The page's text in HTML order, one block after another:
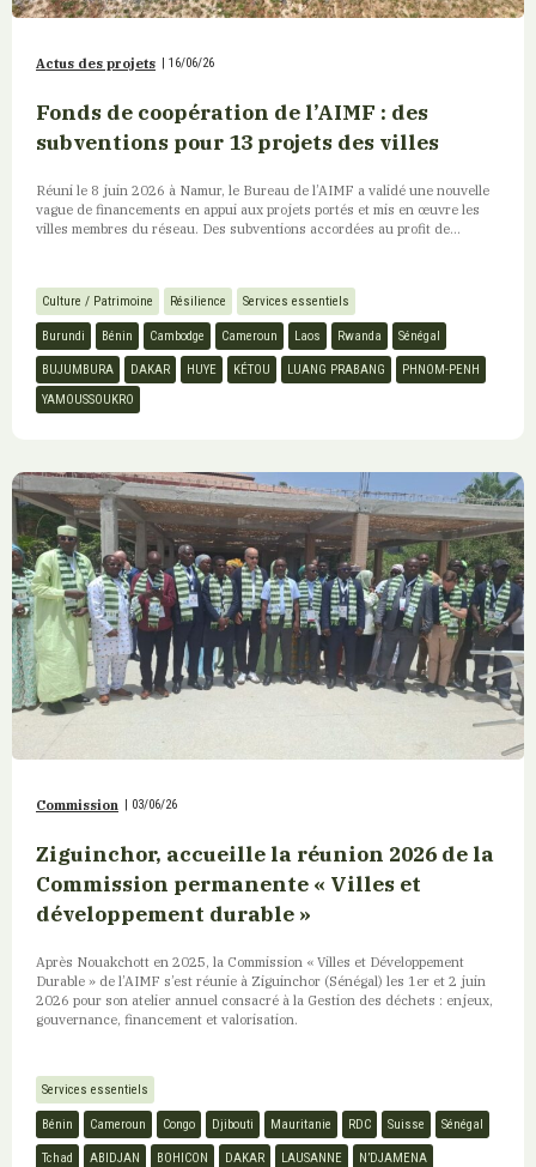
Actus des projets 16/06/26
Fonds de coopération de l’AIMF : des
subventions pour 13 projets des villes
Réuni le 8 juin 2026 à Namur, le Bureau de l’AIMF a validé une nouvelle
vague de financements en appui aux projets portés et mis en œuvre les
villes membres du réseau. Des subventions accordées au profit de...
Culture / Patrimoine Résilience Services essentiels
Burundi Bénin Cambodge Cameroun Laos Rwanda Sénégal
BUJUMBURA DAKAR HUYE KÉTOU LUANG PRABANG
PHNOM-PENH
YAMOUSSOUKRO
Commission 03/06/26
Ziguinchor, accueille la réunion 2026 de la
Commission permanente « Villes et
développement durable »
Après Nouakchott en 2025, la Commission « Villes et Développement
Durable » de l’AIMF s’est réunie à Ziguinchor (Sénégal) les 1er et 2 juin
2026 pour son atelier annuel consacré à la Gestion des déchets : enjeux,
gouvernance, financement et valorisation.
Services essentiels
Bénin Cameroun Congo Djibouti Mauritanie RDC Suisse Sénégal
Tchad ABIDJAN BOHICON DAKAR LAUSANNE N’DJAMENA